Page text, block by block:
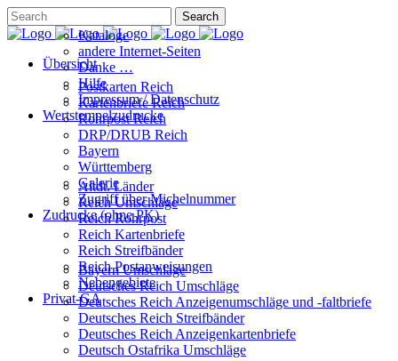
Übersicht
Kataloge
andere Internet-Seiten
Danke …
Hilfe
Impressum / Datenschutz
Wertstempelzudrucke
Postkarten Reich
Kartenbriefe Reich
Rohrpost Reich
DRP/DRUB Reich
Bayern
Württemberg
Galerie
Zugriff über Michelnummer
Zudrucke (ohne PK)
Altdt. Länder
Reich Umschläge
Reich Rohrpost
Reich Kartenbriefe
Reich Streifbänder
Reich Postanweisungen
Nebengebiete
Privat-GA
Bayern Umschläge
Deutsches Reich Umschläge
Deutsches Reich Anzeigenumschläge und -faltbriefe
Deutsches Reich Streifbänder
Deutsches Reich Anzeigenkartenbriefe
Deutsch Ostafrika Umschläge